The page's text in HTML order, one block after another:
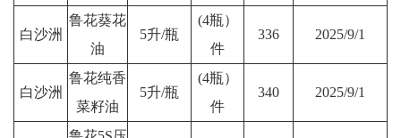
白沙洲
鲁花葵花
油
5升/瓶
(4瓶）
件
336 2025/9/1
白沙洲
鲁花纯香
菜籽油
5升/瓶
(4瓶）
件
340 2025/9/1